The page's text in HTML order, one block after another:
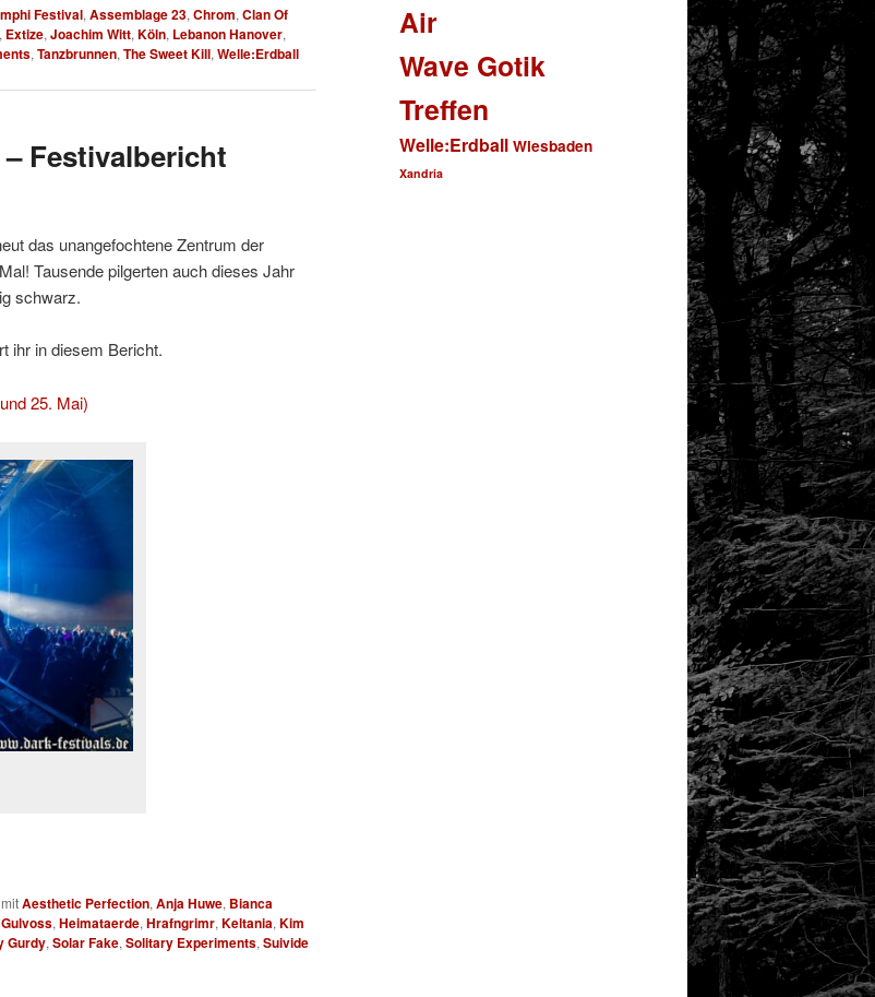
Festival, Assemblage 23, Chrom, Clan Of
, Extize, Joachim Witt, Köln, Lebanon Hanover,
, Tanzbrunnen, The Sweet Kill, Welle:Erdball
– Festivalbericht
das unangefochtene Zentrum der
Tausende pilgerten auch dieses Jahr
schwarz.
ihr in diesem Bericht.
25. Mai)
Aesthetic Perfection, Anja Huwe, Bianca
Gulvoss, Heimataerde, Hrafngrimr, Keltania, Kim
Gurdy, Solar Fake, Solitary Experiments, Suivide
Air
Wave Gotik
Treffen
Welle:Erdball Wiesbaden
Xandria